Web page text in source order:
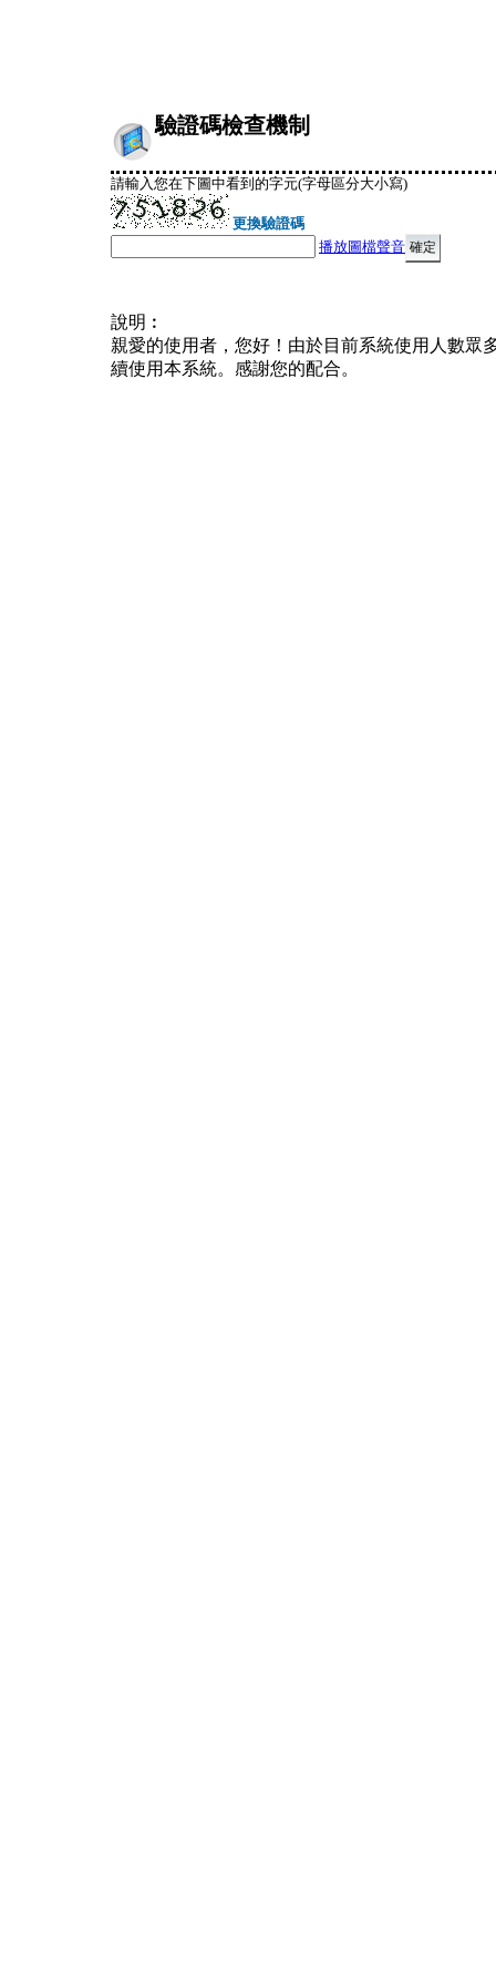
驗證碼檢查機制
請輸入您在下圖中看到的字元(字母區分大小寫)
更換驗證碼
播放圖檔聲音
說明︰
親愛的使用者，您好！由於目前系統使用人數眾
續使用本系統。感謝您的配合。